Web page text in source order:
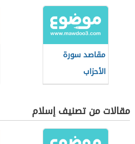
مقاصد سورة
الأحزاب
مقالات من تصنيف إسلام